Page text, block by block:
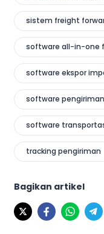
sistem freight
software all-in-one
software ekspor
software
software
tracking pengiriman
Bagikan artikel